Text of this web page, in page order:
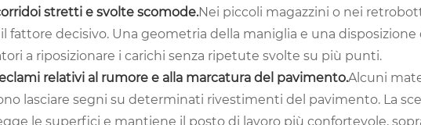
stretti e svolte scomode.Nei piccoli magazzini o nei
fattore decisivo. Una geometria della maniglia e una
a riposizionare i carichi senza ripetute svolte su più punti.
relativi al rumore e alla marcatura del pavimento.Alcuni
lasciare segni su determinati rivestimenti del pavimento. La
le superfici e mantiene il posto di lavoro più confortevole,